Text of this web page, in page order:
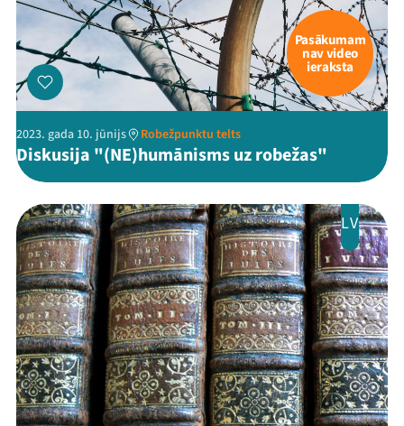
Pasākumam
nav video
ieraksta
2023. gada 10. jūnijs Robežpunktu telts
Diskusija "(NE)humānisms uz robežas"
LV